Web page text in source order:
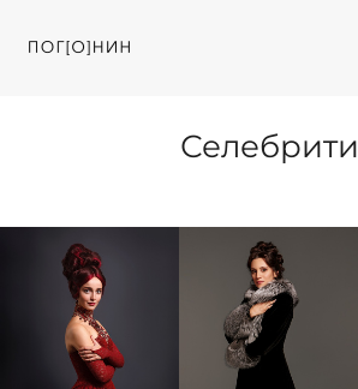
Селебрити